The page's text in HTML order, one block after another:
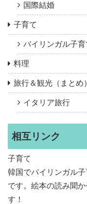
国際結婚
子育て
バイリンガル子育
料理
旅行＆観光（まとめ）
イタリア旅行
相互リンク
子育て
韓国でバイリンガル
です。絵本の読み聞
す！